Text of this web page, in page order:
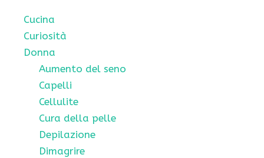
Cucina
Curiosità
Donna
Aumento del seno
Capelli
Cellulite
Cura della pelle
Depilazione
Dimagrire